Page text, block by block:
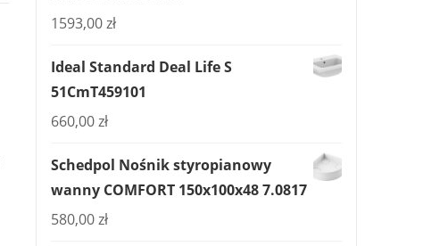
1593,00zł
Ideal Standard Deal Life S
51CmT459101
660,00zł
Schedpol Nośnik styropianowy
wanny COMFORT 150x100x48 7.0817
580,00zł